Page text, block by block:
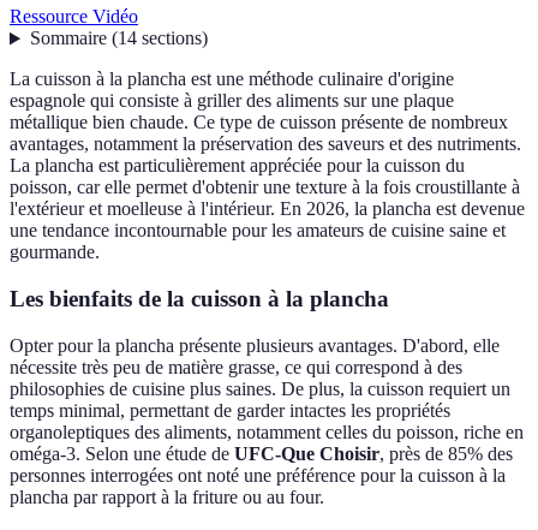
Ressource Vidéo
Sommaire(14 sections)
La cuisson à la plancha est une méthode culinaire d'origine
espagnole qui consiste à griller des aliments sur une plaque
métallique bien chaude. Ce type de cuisson présente de nombreux
avantages, notamment la préservation des saveurs et des nutriments.
La plancha est particulièrement appréciée pour la cuisson du
poisson, car elle permet d'obtenir une texture à la fois croustillante à
l'extérieur et moelleuse à l'intérieur. En 2026, la plancha est devenue
une tendance incontournable pour les amateurs de cuisine saine et
gourmande.
Les bienfaits de la cuisson à la plancha
Opter pour la plancha présente plusieurs avantages. D'abord, elle
nécessite très peu de matière grasse, ce qui correspond à des
philosophies de cuisine plus saines. De plus, la cuisson requiert un
temps minimal, permettant de garder intactes les propriétés
organoleptiques des aliments, notamment celles du poisson, riche en
oméga-3. Selon une étude de UFC-Que Choisir, près de 85% des
personnes interrogées ont noté une préférence pour la cuisson à la
plancha par rapport à la friture ou au four.